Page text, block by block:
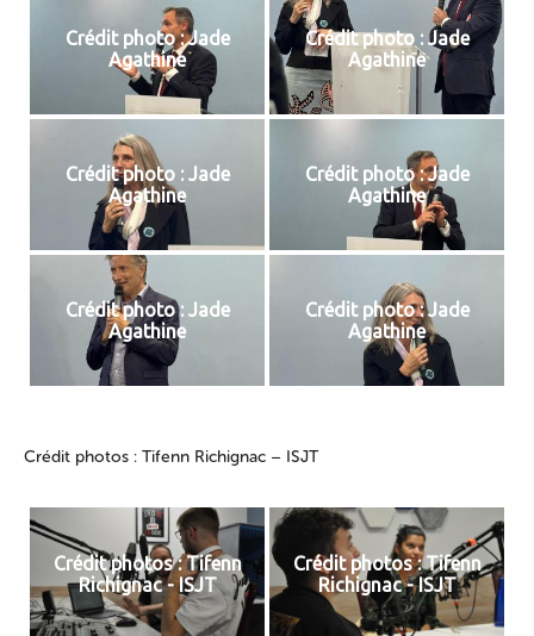
Crédit photo : Jade
Agathine
Crédit photo : Jade
Agathine
Crédit photo : Jade
Agathine
Crédit photo : Jade
Agathine
Crédit photo : Jade
Agathine
Crédit photo : Jade
Agathine
Crédit photos : Tifenn Richignac – ISJT
Crédit photos : Tifenn
Richignac - ISJT
Crédit photos : Tifenn
Richignac - ISJT